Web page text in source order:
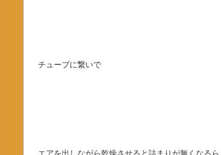
チューブに繋いで
エアを出しながら乾燥させると詰まりが無くなる